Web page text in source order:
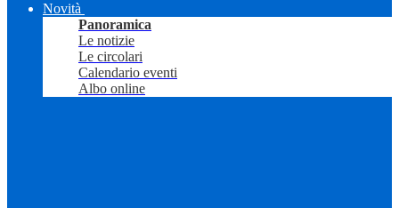
Novità
Panoramica
Le notizie
Le circolari
Calendario eventi
Albo online